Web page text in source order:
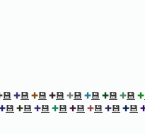
💾 ✚💾 ✚💾 ✚💾 ✚💾 ✚💾 ✚💾 ✚💾 ✚
💾 ✚💾 ✚💾 ✚💾 ✚💾 ✚💾 ✚💾 ✚💾